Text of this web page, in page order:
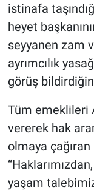
istinafa
heyet
seyyanen zam
ayrımcılık
görüş
Tüm emeklileri
vererek hak
olmaya
yaşam